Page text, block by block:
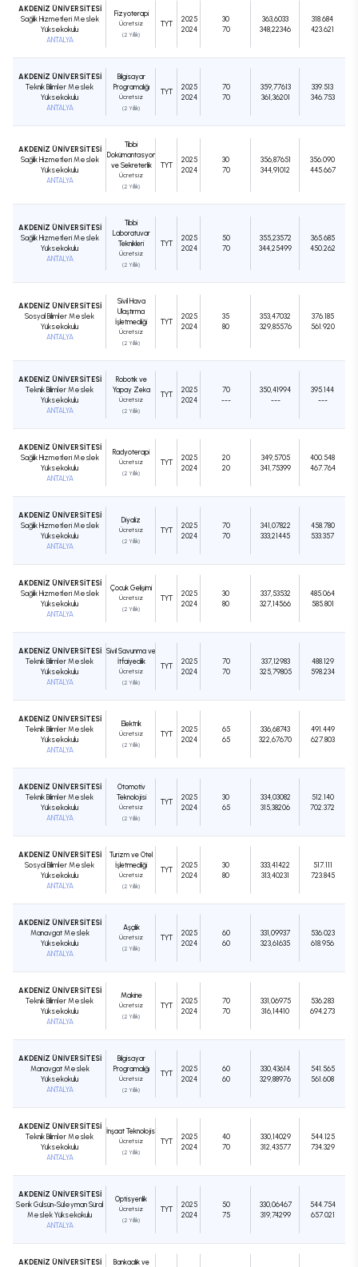
AKDENİZ ÜNİVERSİTESİ
Sağlık Hizmetleri Meslek
Yüksekokulu
ANTALYA
Fizyoterapi
Ücretsiz
(2 Yıllık)
TYT
2025
2024
30
70
363,6033
348,22346
318.684
423.621
AKDENİZ ÜNİVERSİTESİ
Teknik Bilimler Meslek
Yüksekokulu
ANTALYA
Bilgisayar
Programcılığı
Ücretsiz
(2 Yıllık)
TYT
2025
2024
70
70
359,77613
361,36201
339.513
346.753
AKDENİZ ÜNİVERSİTESİ
Sağlık Hizmetleri Meslek
Yüksekokulu
ANTALYA
Tıbbi
Dokümantasyon
ve Sekreterlik
Ücretsiz
(2 Yıllık)
TYT
2025
2024
30
70
356,87651
344,91012
356.090
445.667
AKDENİZ ÜNİVERSİTESİ
Sağlık Hizmetleri Meslek
Yüksekokulu
ANTALYA
Tıbbi
Laboratuvar
Teknikleri
Ücretsiz
(2 Yıllık)
TYT
2025
2024
50
70
355,23572
344,25499
365.685
450.262
AKDENİZ ÜNİVERSİTESİ
Sosyal Bilimler Meslek
Yüksekokulu
ANTALYA
Sivil Hava
Ulaştırma
İşletmeciliği
Ücretsiz
(2 Yıllık)
TYT
2025
2024
35
80
353,47032
329,85576
376.185
561.920
AKDENİZ ÜNİVERSİTESİ
Teknik Bilimler Meslek
Yüksekokulu
ANTALYA
Robotik ve
Yapay Zeka
Ücretsiz
(2 Yıllık)
TYT
2025
2024
70
---
350,41994
---
395.144
---
AKDENİZ ÜNİVERSİTESİ
Sağlık Hizmetleri Meslek
Yüksekokulu
ANTALYA
Radyoterapi
Ücretsiz
(2 Yıllık)
TYT
2025
2024
20
20
349,5705
341,75399
400.548
467.764
AKDENİZ ÜNİVERSİTESİ
Sağlık Hizmetleri Meslek
Yüksekokulu
ANTALYA
Diyaliz
Ücretsiz
(2 Yıllık)
TYT
2025
2024
70
70
341,07822
333,21445
458.780
533.357
AKDENİZ ÜNİVERSİTESİ
Sağlık Hizmetleri Meslek
Yüksekokulu
ANTALYA
Çocuk Gelişimi
Ücretsiz
(2 Yıllık)
TYT
2025
2024
30
80
337,53532
327,14566
485.064
585.801
AKDENİZ ÜNİVERSİTESİ
Teknik Bilimler Meslek
Yüksekokulu
ANTALYA
Sivil Savunma ve
İtfaiyecilik
Ücretsiz
(2 Yıllık)
TYT
2025
2024
70
70
337,12983
325,79805
488.129
598.234
AKDENİZ ÜNİVERSİTESİ
Teknik Bilimler Meslek
Yüksekokulu
ANTALYA
Elektrik
Ücretsiz
(2 Yıllık)
TYT
2025
2024
65
65
336,68743
322,67670
491.449
627.803
AKDENİZ ÜNİVERSİTESİ
Teknik Bilimler Meslek
Yüksekokulu
ANTALYA
Otomotiv
Teknolojisi
Ücretsiz
(2 Yıllık)
TYT
2025
2024
30
65
334,03082
315,38206
512.140
702.372
AKDENİZ ÜNİVERSİTESİ
Sosyal Bilimler Meslek
Yüksekokulu
ANTALYA
Turizm ve Otel
İşletmeciliği
Ücretsiz
(2 Yıllık)
TYT
2025
2024
30
80
333,41422
313,40231
517.111
723.845
AKDENİZ ÜNİVERSİTESİ
Manavgat Meslek
Yüksekokulu
ANTALYA
Aşçılık
Ücretsiz
(2 Yıllık)
TYT
2025
2024
60
60
331,09937
323,61635
536.023
618.956
AKDENİZ ÜNİVERSİTESİ
Teknik Bilimler Meslek
Yüksekokulu
ANTALYA
Makine
Ücretsiz
(2 Yıllık)
TYT
2025
2024
70
70
331,06975
316,14410
536.283
694.273
AKDENİZ ÜNİVERSİTESİ
Manavgat Meslek
Yüksekokulu
ANTALYA
Bilgisayar
Programcılığı
Ücretsiz
(2 Yıllık)
TYT
2025
2024
60
60
330,43614
329,88976
541.565
561.608
AKDENİZ ÜNİVERSİTESİ
Teknik Bilimler Meslek
Yüksekokulu
ANTALYA
İnşaat Teknolojisi
Ücretsiz
(2 Yıllık)
TYT
2025
2024
40
70
330,14029
312,43577
544.125
734.329
AKDENİZ ÜNİVERSİTESİ
Serik Gülsün-Süleyman Süral
Meslek Yüksekokulu
ANTALYA
Optisyenlik
Ücretsiz
(2 Yıllık)
TYT
2025
2024
50
75
330,06467
319,74299
544.754
657.021
AKDENİZ ÜNİVERSİTESİ
Bankacılık ve